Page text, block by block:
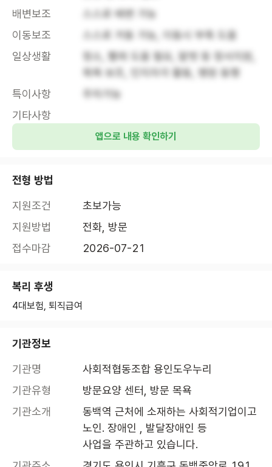
배변보조
스스로 배변 가능
이동보조
스스로 거동 가능, 이동시 부축 도움
일상생활
청소, 빨래 도움 필요, 말벗 등 정서지원,
목욕 보조, 인지자극 활동, 병원 동행
특이사항
주차가능
기타사항
앱으로 내용 확인하기
전형 방법
지원조건
초보가능
지원방법
전화, 방문
접수마감
2026-07-21
복리 후생
4대보험, 퇴직급여
기관정보
기관명
사회적협동조합 용인도우누리
기관유형
방문요양 센터, 방문 목욕
기관소개
동백역 근처에 소재하는 사회적기업이고
노인. 장애인 , 발달장애인 등
사업을 주관하고 있습니다.